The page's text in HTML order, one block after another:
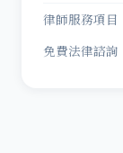
律師服務項目
免費法律諮詢